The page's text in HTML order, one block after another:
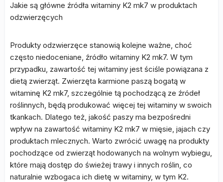
Jakie są główne źródła witaminy K2 mk7 w produktach
odzwierzęcych
Produkty odzwierzęce stanowią kolejne ważne, choć
często niedoceniane, źródło witaminy K2 mk7. W tym
przypadku, zawartość tej witaminy jest ściśle powiązana z
dietą zwierząt. Zwierzęta karmione paszą bogatą w
witaminę K2 mk7, szczególnie tą pochodzącą ze źródeł
roślinnych, będą produkować więcej tej witaminy w swoich
tkankach. Dlatego też, jakość paszy ma bezpośredni
wpływ na zawartość witaminy K2 mk7 w mięsie, jajach czy
produktach mlecznych. Warto zwrócić uwagę na produkty
pochodzące od zwierząt hodowanych na wolnym wybiegu,
które mają dostęp do świeżej trawy i innych roślin, co
naturalnie wzbogaca ich dietę w witaminy, w tym K2.